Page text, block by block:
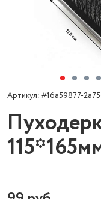
Артикул: #16a59877-